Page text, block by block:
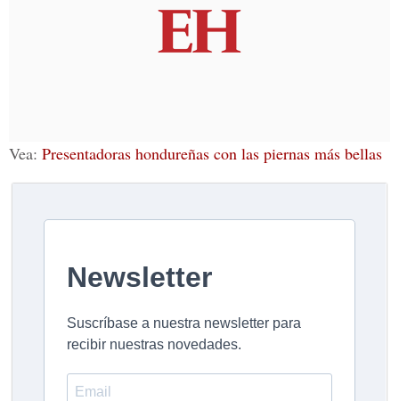
Vea: Presentadoras hondureñas con las piernas más bellas